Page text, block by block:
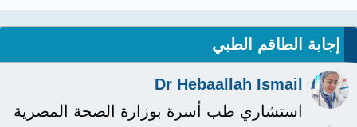
إجابة الطاقم الطبي
Dr Hebaallah Ismail
استشاري طب أسرة بوزارة الصحة المصرية